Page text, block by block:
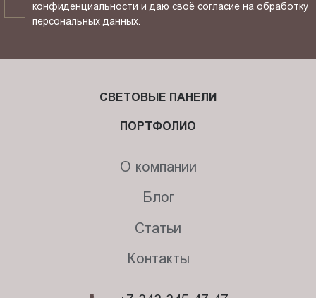
конфиденциальности и даю своёсогласие на обработку
персональных данных.
СВЕТОВЫЕ ПАНЕЛИ
ПОРТФОЛИО
О компании
Блог
Статьи
Контакты